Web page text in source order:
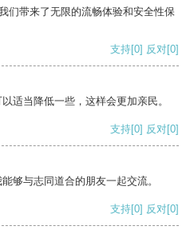
们带来了无限的流畅体验和安全性保
支持[0] 反对[0]
适当降低一些，这样会更加亲民。
支持[0] 反对[0]
够与志同道合的朋友一起交流。
支持[0] 反对[0]